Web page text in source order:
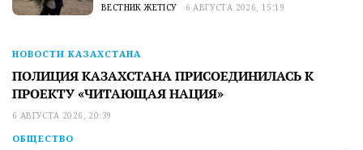
ВЕСТНИК ЖЕТІСУ 6 АВГУСТА 2026, 15:19
НОВОСТИ КАЗАХСТАНА
ПОЛИЦИЯ КАЗАХСТАНА ПРИСОЕДИНИЛАСЬ К
ПРОЕКТУ «ЧИТАЮЩАЯ НАЦИЯ»
6 АВГУСТА 2026, 20:39
ОБЩЕСТВО